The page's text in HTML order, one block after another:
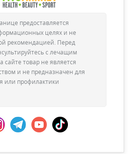
предоставляется
целях и не
рекомендацией. Перед
с лечащим
сайте товар не является
и не предназначен для
или профилактики